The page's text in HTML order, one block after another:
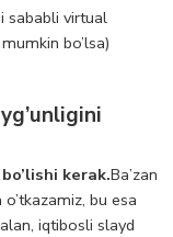
sababli virtual
bo’lsa)
kerak.Ba’zan
bu esa
iqtibosli slayd